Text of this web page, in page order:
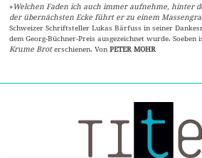
»Welchen Faden ich auch immer aufnehme, hinter
der übernächsten Ecke führt er zu einem
Schweizer Schriftsteller Lukas Bärfuss in seiner
dem Georg-Büchner-Preis ausgezeichnet wurde. Soeben
Krume Broterschienen. VonPETER MOHR